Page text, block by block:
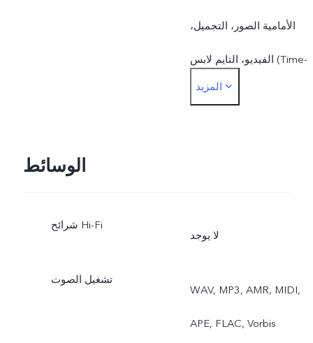
الأمامية الصور، التجميل،
الفيديو، التايم لابس (Time-
lapse)،
المزيد
الوسائط
شرائح Hi-Fi
لا يوجد
تشغيل الصوت
WAV, MP3, AMR, MIDI,
APE, FLAC, Vorbis